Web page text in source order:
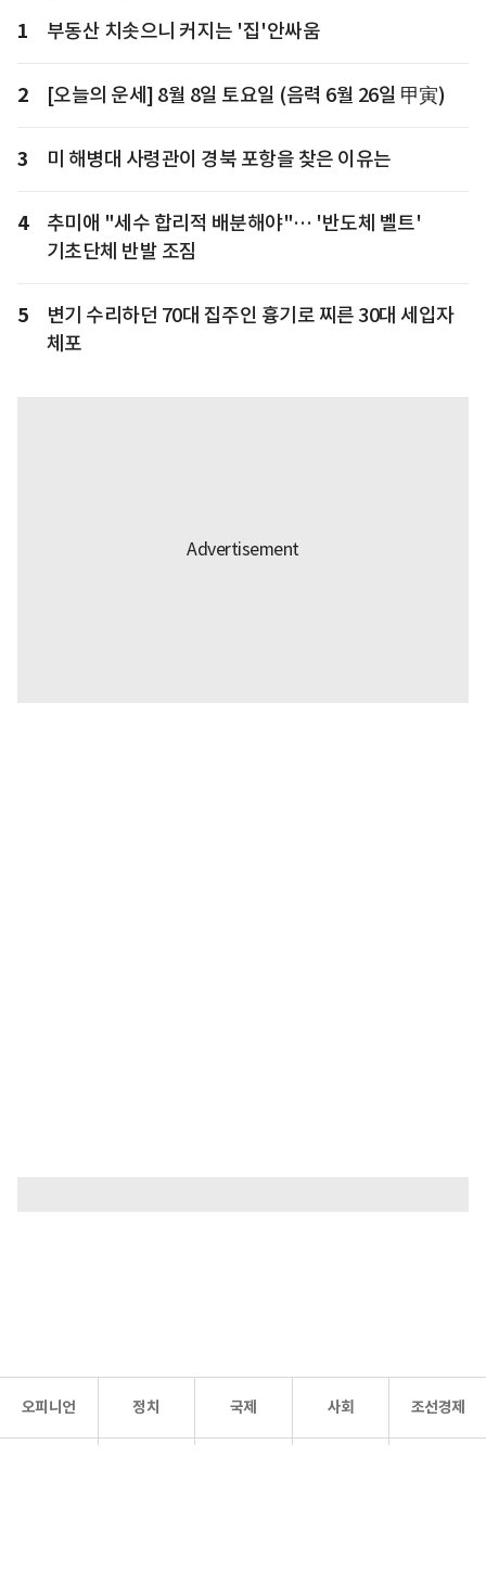
1 부동산 치솟으니 커지는 '집'안싸움
2 [오늘의 운세] 8월 8일 토요일 (음력 6월 26일 甲寅)
3 미 해병대 사령관이 경북 포항을 찾은 이유는
4
추미애 "세수 합리적 배분해야"… '반도체 벨트'
기초단체 반발 조짐
5
변기 수리하던 70대 집주인 흉기로 찌른 30대 세입자
체포
오피니언 정치 국제 사회 조선경제